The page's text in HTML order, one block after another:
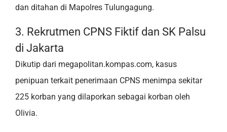
dan ditahan di Mapolres Tulungagung.
3. Rekrutmen CPNS Fiktif dan SK Palsu
di Jakarta
Dikutip dari megapolitan.kompas.com, kasus
penipuan terkait penerimaan CPNS menimpa sekitar
225 korban yang dilaporkan sebagai korban oleh
Olivia.